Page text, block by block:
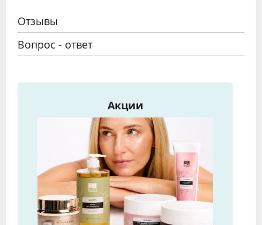
Отзывы
Вопрос - ответ
Акции